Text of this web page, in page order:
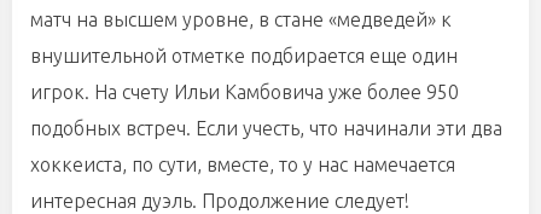
матч на высшем уровне, в стане «медведей» к
внушительной отметке подбирается еще один
игрок. На счету Ильи Камбовича уже более 950
подобных встреч. Если учесть, что начинали эти два
хоккеиста, по сути, вместе, то у нас намечается
интересная дуэль. Продолжение следует!